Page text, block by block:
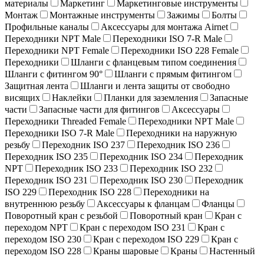
материалы
Маркетинг
Маркетинговые инструменты
Монтаж
Монтажные инструменты Зажимы
Болты
Профильные каналы
Аксессуары для монтажа Airnet
Переходники NPT Male
Переходники ISO 7-R Male
Переходники NPT Female
Переходники ISO 228 Female
Переходники
Шланги с фланцевым типом соединения
Шланги с фитингом 90°
Шланги с прямым фитингом
Защитная лента
Шланги и лента защиты от свободно
висящих
Наклейки Планки для заземления
Запасные
части
Запасные части для фитингов
Аксессуары
Переходники Threaded Female
Переходники NPT Male
Переходники ISO 7-R Male
Переходники на наружную
резьбу
Переходник ISO 237
Переходник ISO 236
Переходник ISO 235
Переходник ISO 234
Переходник
NPT
Переходник ISO 233
Переходник ISO 232
Переходник ISO 231
Переходник ISO 230
Переходник
ISO 229
Переходник ISO 228
Переходники на
внутреннюю резьбу
Аксессуары к фланцам
Фланцы
Поворотный кран c резьбой
Поворотный кран
Кран с
переходом NPT
Кран с переходом ISO 231
Кран с
переходом ISO 230
Кран с переходом ISO 229
Кран с
переходом ISO 228
Краны шаровые Краны
Настенный